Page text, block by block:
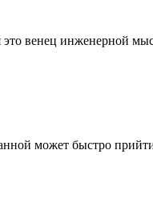
венец инженерной
может быстро